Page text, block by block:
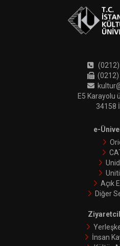
(0212)
(0212)
E5 Karayolu
34158
e-
Açık
Diğer
İnsan